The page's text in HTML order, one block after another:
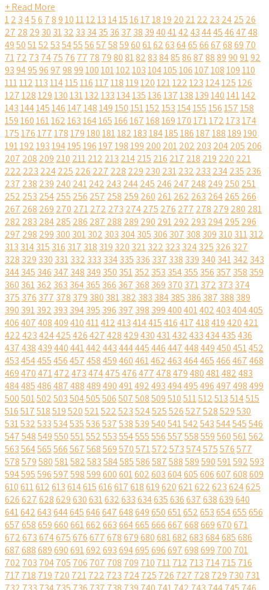
+ Read More
12 3456 78910111213141516171819 20 2122 23 2425 26
27 28 29 30 3132 33 3435 36 37 38 39404142434445464748
495051525354555657585960616263646566676869 70
7172 73 7475 76 77 78 7980818283848586878889909192
93949596979899100101102103104105106107108109110
111112113114115116117118119120121122123124125126
127128129130131132133134135136137138139140141142
143144145146147148149150151152153154155156157158
159160161162163164165166167168169170171172173174
175176177178179180181182183184185186187188189190
191192193194195196197198199 200 201202 203 204205 206
207 208 209 210 211212 213 214215 216 217 218 219 220 221
222 223 224225 226 227 228 229 230 231232 233 234235 236
237 238 239 240 241242 243 244245 246 247 248 249 250 251
252 253 254255 256 257 258 259 260 261262 263 264265 266
267 268 269 270 271272 273 274275 276 277 278 279 280 281
282 283 284285 286 287 288 289 290 291292 293 294295 296
297 298 299 300 301302 303 304305 306 307 308 309 310 311312
313 314315 316 317 318 319 320 321322 323 324325 326 327
328 329 330 331332 333 334335 336 337 338 339 340 341342 343
344345 346 347 348 349 350 351352 353 354355 356 357 358 359
360 361362 363 364365 366 367 368 369 370 371372 373 374
375 376 377 378 379 380 381382 383 384385 386 387 388 389
390 391392 393 394395 396 397 398 399400401402403404405
406407408409410411412413414415416417418419420421
422423424425426427428429430431432433434435436
437438439440441442443444445446447448449450451452
453454455456457458459460461462463464465466467468
469470471472473474475476477478479480481482483
484485486487488489490491492493494495496497498499
500501502503504505506507508509510511512513514515
516517518519520521522523524525526527528529530
531532533534535536537538539540541542543544545546
547548549550551552553554555556557558559560561562
563564565566567568569570571572573574575576577
578579580581582583584585586587588589590591592593
594595596597598599600601602603604605606607608609
610611612613614615616617618619620621622623624625
626627628629630631632633634635636637638639640
641642643644645646647648649650651652653654655656
657658659660661662663664665666667668669670671
672673674675676677678679680681682683684685686
687688689690691692693694695696697698699 700 701
702 703 704705 706 707 708 709 710 711712 713 714715 716
717 718 719 720 721722 723 724725 726 727 728 729 730 731